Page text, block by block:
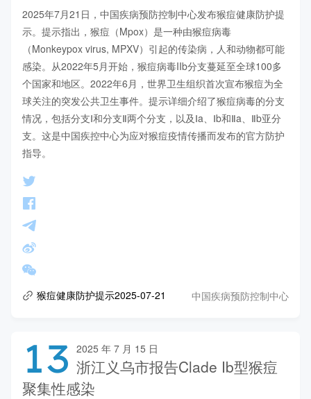
2025年7月21日，中国疾病预防控制中心发布猴痘健康防护提
示。提示指出，猴痘（Mpox）是一种由猴痘病毒
（Monkeypox virus, MPXV）引起的传染病，人和动物都可能
感染。从2022年5月开始，猴痘病毒IIb分支蔓延至全球100多
个国家和地区。2022年6月，世界卫生组织首次宣布猴痘为全
球关注的突发公共卫生事件。提示详细介绍了猴痘病毒的分支
情况，包括分支Ⅰ和分支Ⅱ两个分支，以及Ⅰa、Ⅰb和Ⅱa、Ⅱb亚分
支。这是中国疾控中心为应对猴痘疫情传播而发布的官方防护
指导。
猴痘健康防护提示2025-07-21 中国疾病预防控制中心
13 2025 年 7 月 15 日
浙江义乌市报告Clade Ib型猴痘
聚集性感染